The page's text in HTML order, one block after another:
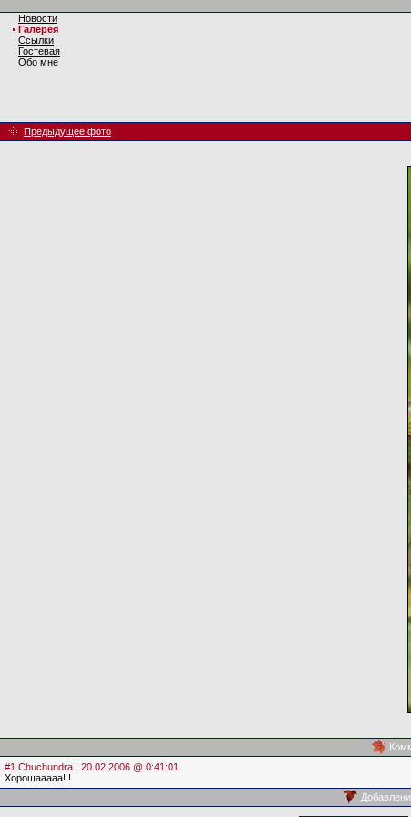
Новости
Галерея
Ссылки
Гостевая
Обо мне
Предыдущее фото
#1 Chuchundra | 20.02.2006 @ 0:41:01
Хорошааааа!!!